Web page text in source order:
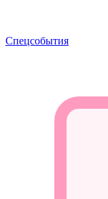
Спецсобытия